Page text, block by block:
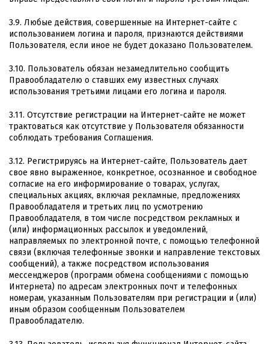
3.9. Любые действия, совершенные на Интернет-сайте с
использованием логина и пароля, признаются действиями
Пользователя, если иное не будет доказано Пользователем.
3.10. Пользователь обязан незамедлительно сообщить
Правообладателю о ставших ему известных случаях
использования третьими лицами его логина и пароля.
3.11. Отсутствие регистрации на Интернет-сайте не может
трактоваться как отсутствие у Пользователя обязанности
соблюдать требования Соглашения.
3.12. Регистрируясь на Интернет-сайте, Пользователь дает
свое явно выраженное, конкретное, осознанное и свободное
согласие на его информирование о товарах, услугах,
специальных акциях, включая рекламные, предложениях
Правообладателя и третьих лиц по усмотрению
Правообладателя, в том числе посредством рекламных и
(или) информационных рассылок и уведомлений,
направляемых по электронной почте, с помощью телефонной
связи (включая телефонные звонки и направление текстовых
сообщений), а также посредством использования
мессенджеров (программ обмена сообщениями с помощью
Интернета) по адресам электронных почт и телефонных
номерам, указанным Пользователям при регистрации и (или)
иным образом сообщенным Пользователем
Правообладателю.